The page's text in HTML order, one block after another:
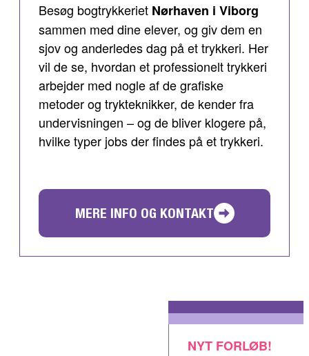
Besøg bogtrykkeriet Nørhaven i Viborg
sammen med dine elever, og giv dem en
sjov og anderledes dag på et trykkeri. Her
vil de se, hvordan et professionelt trykkeri
arbejder med nogle af de grafiske
metoder og trykteknikker, de kender fra
undervisningen – og de bliver klogere på,
hvilke typer jobs der findes på et trykkeri.
MERE INFO OG KONTAKT
NYT FORLØB!